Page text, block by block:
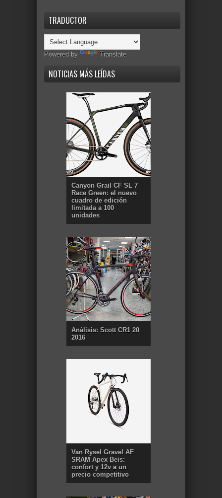
TRADUCTOR
Powered by Translate
NOTICIAS MÁS LEÍDAS
Canyon Grail CF SL 7
Race Green: el nuevo
cuadro de edición
limitada a 100
unidades
Análisis: Scott CR1 20
2016
Van Rysel Gravel AF
SRAM Apex Beis:
confort y 12v a un
precio competitivo